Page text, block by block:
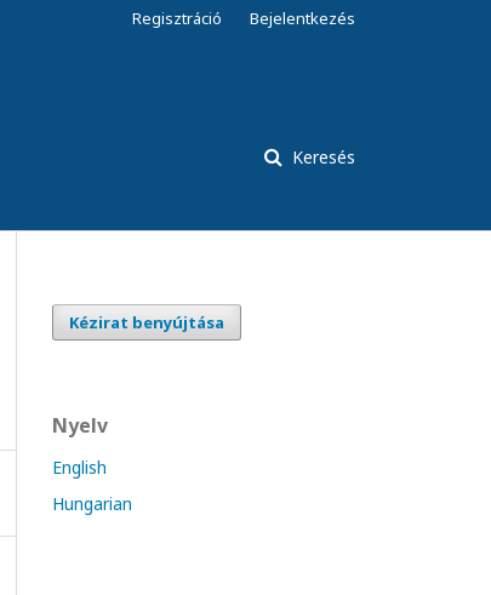
Keresés
Regisztráció Bejelentkezés
Kézirat benyújtása
Nyelv
English
Hungarian